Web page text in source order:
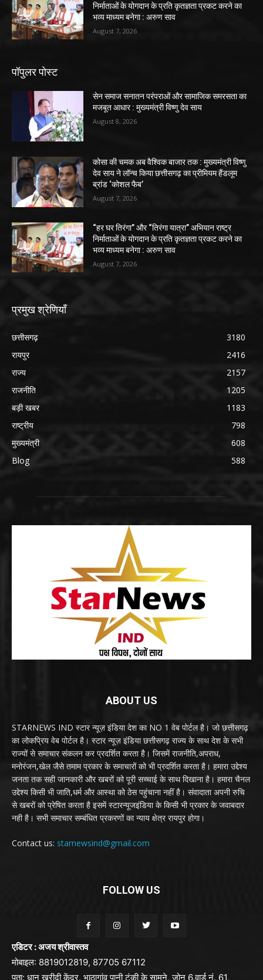
निर्माताओं के योगदान के प्रति कृतज्ञता प्रकट करने का
भव्य माध्यम बनेगा : अरुण साव
August 7, 2026
पॉपुलर पोस्ट
सेन समाज सनातन परंपराओं और सामाजिक समरसता का
मजबूत आधार : मुख्यमंत्री विष्णु देव साय
August 8, 2026
कोसा की चमक अब वैश्विक बाजार तक : मुख्यमंत्री विष्णु
देव साय ने लॉन्च किया छत्तीसगढ़ का प्रीमियम हैंडलूम
ब्रांड ‘कोशल फैब’
August 7, 2026
“हर घर तिरंगा” और “तिरंगा यात्रा” अभियान राष्ट्र
निर्माताओं के योगदान के प्रति कृतज्ञता प्रकट करने का
भव्य माध्यम बनेगा : अरुण साव
August 7, 2026
प्रमुख श्रेणियाँ
छत्तीसगढ़
3180
रायपुर
2416
राज्य
2157
राजनीति
1205
बड़ी खबर
1183
राष्ट्रीय
798
मुख्यमंत्री
608
Blog
588
ABOUT US
STARNEWS IND स्टार न्यूज़ इंडिया देश का NO 1 वेब पोर्टल है। जो छत्तीसगढ़
का लोकप्रिय वेब पोर्टल है। स्टार न्यूज़ इंडिया छत्तीसगढ़ राज्य के साथ देश के सभी
राज्यों से समाचार संकलन कर प्रदर्शित करता है। जिसमें राजनीति,अपराध,
मनोरंजन,खेल जैसे तमाम प्रकार के समाचारों को भी प्रदर्शित करता है। हमारा उद्देश्य
जनता तक सही जानकारी और खबरों को पूरी सच्चाई के साथ दिखाना है। हमारा चैनल
उद्देश्य किसी भी जाति,धर्म और आस्था को ठेस पहुंचाना नहीं है। संवादाता अपनी रुचि
से खबरों को प्रेषित करता है इसमें स्टारन्यूजइंडिया के किसी भी प्रकार के जवाबदार
नही है। सभी समाचार सम्बंधित प्रकरणों का न्याय क्षेत्र रायपुर होगा।
Contact us: starnewsind@gmail.com
FOLLOW US
एडिटर : अजय श्रीवास्तव
मोबाइल: 8819012819, 87705 67112
पता: धान खरीदी केंद्र, भाठागांव पानी टंकी के सामने, ज़ोन 6,वार्ड नं. 61,